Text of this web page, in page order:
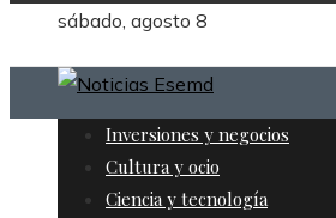
sábado, agosto 8
Inversiones y negocios
Cultura y ocio
Ciencia y tecnología